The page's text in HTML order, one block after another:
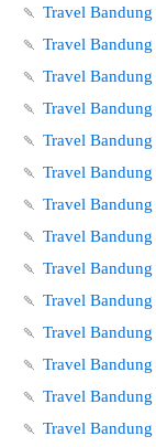
🍡 Travel Bandung
🍡 Travel Bandung
🍡 Travel Bandung
🍡 Travel Bandung
🍡 Travel Bandung
🍡 Travel Bandung
🍡 Travel Bandung
🍡 Travel Bandung
🍡 Travel Bandung
🍡 Travel
🍡 Travel Bandung
🍡 Travel Bandung
🍡 Travel Bandung
🍡 Travel Bandung